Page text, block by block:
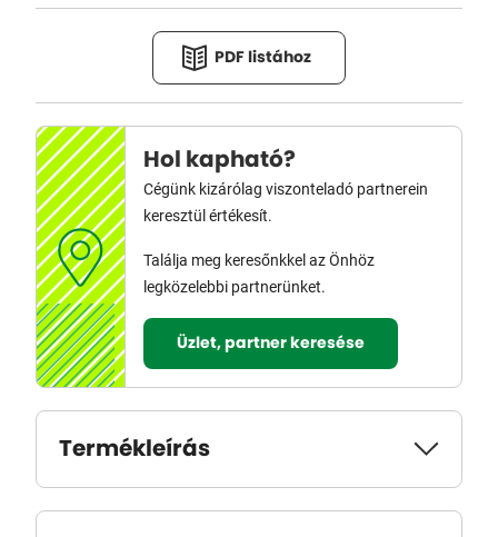
PDF listához
Hol kapható?
Cégünk kizárólag viszonteladó partnerein
keresztül értékesít.
Találja meg keresőnkkel az Önhöz
legközelebbi partnerünket.
Üzlet, partner keresése
Termékleírás